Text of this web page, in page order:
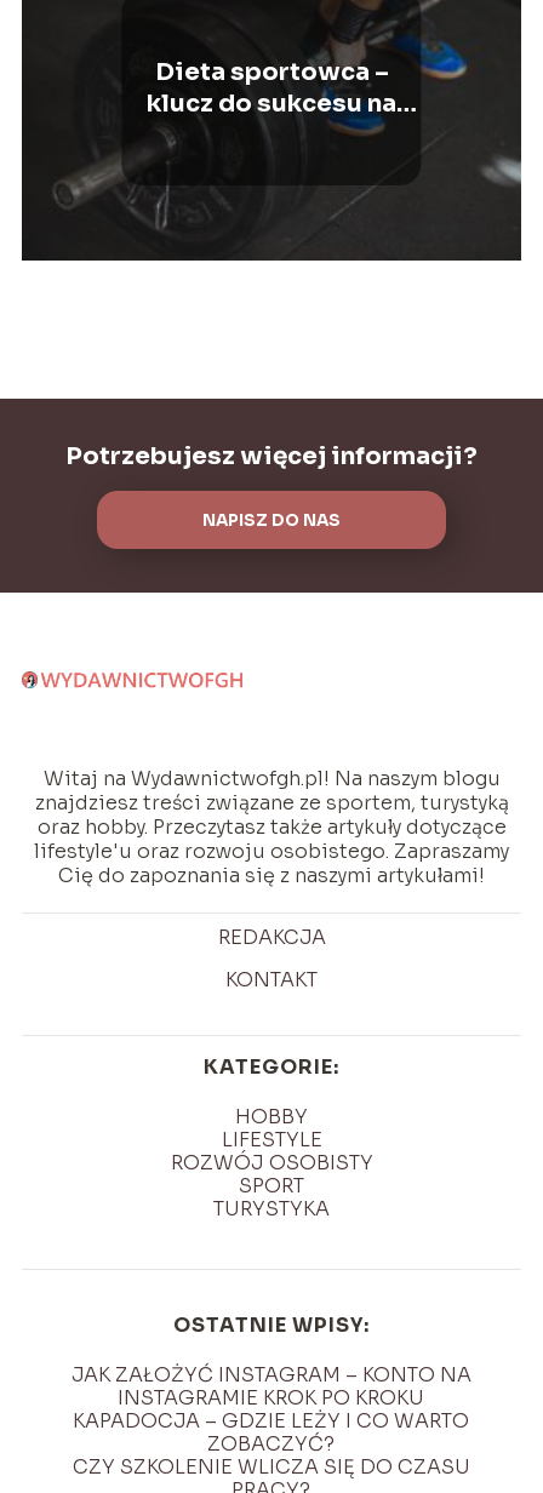
Dieta sportowca –
klucz do sukcesu na
treningu
Potrzebujesz więcej informacji?
NAPISZ DO NAS
Witaj na Wydawnictwofgh.pl! Na naszym blogu
znajdziesz treści związane ze sportem, turystyką
oraz hobby. Przeczytasz także artykuły dotyczące
lifestyle'u oraz rozwoju osobistego. Zapraszamy
Cię do zapoznania się z naszymi artykułami!
REDAKCJA
KONTAKT
KATEGORIE:
HOBBY
LIFESTYLE
ROZWÓJ OSOBISTY
SPORT
TURYSTYKA
OSTATNIE WPISY:
JAK ZAŁOŻYĆ INSTAGRAM – KONTO NA
INSTAGRAMIE KROK PO KROKU
KAPADOCJA – GDZIE LEŻY I CO WARTO
ZOBACZYĆ?
CZY SZKOLENIE WLICZA SIĘ DO CZASU